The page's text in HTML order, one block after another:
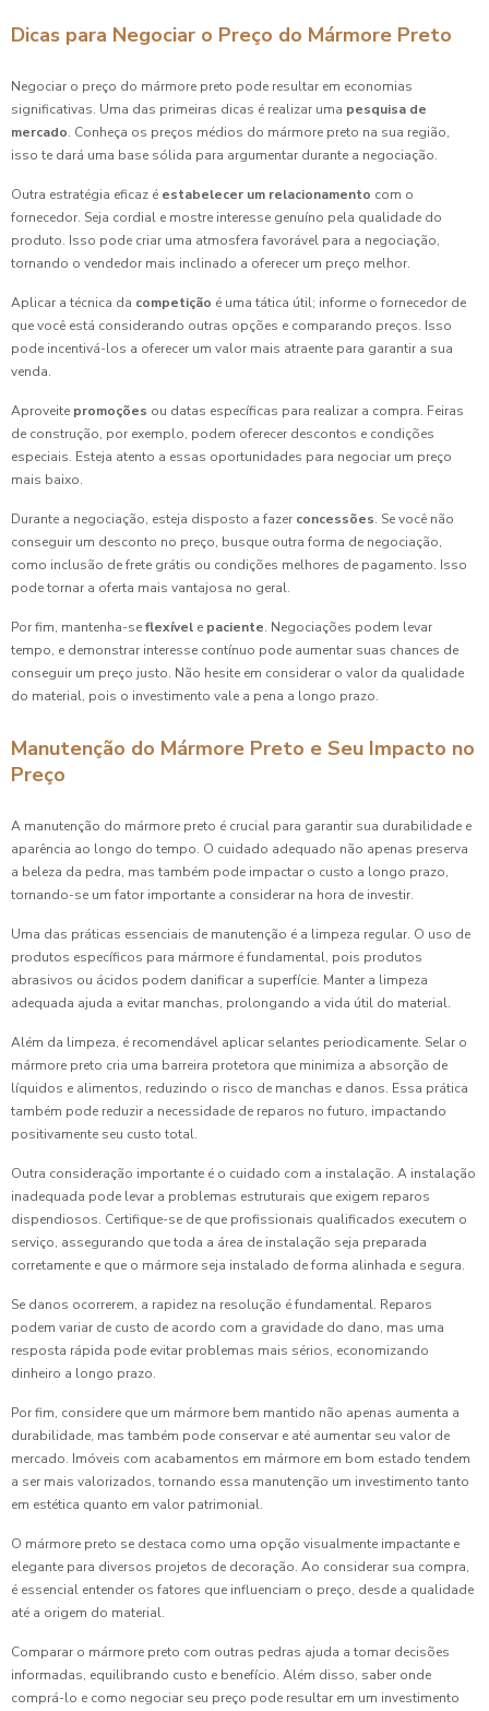
Dicas para Negociar o Preço do Mármore Preto
Negociar o preço do mármore preto pode resultar em economias
significativas. Uma das primeiras dicas é realizar uma pesquisa de
mercado. Conheça os preços médios do mármore preto na sua região,
isso te dará uma base sólida para argumentar durante a negociação.
Outra estratégia eficaz é estabelecer um relacionamento com o
fornecedor. Seja cordial e mostre interesse genuíno pela qualidade do
produto. Isso pode criar uma atmosfera favorável para a negociação,
tornando o vendedor mais inclinado a oferecer um preço melhor.
Aplicar a técnica da competição é uma tática útil; informe o fornecedor de
que você está considerando outras opções e comparando preços. Isso
pode incentivá-los a oferecer um valor mais atraente para garantir a sua
venda.
Aproveite promoções ou datas específicas para realizar a compra. Feiras
de construção, por exemplo, podem oferecer descontos e condições
especiais. Esteja atento a essas oportunidades para negociar um preço
mais baixo.
Durante a negociação, esteja disposto a fazer concessões. Se você não
conseguir um desconto no preço, busque outra forma de negociação,
como inclusão de frete grátis ou condições melhores de pagamento. Isso
pode tornar a oferta mais vantajosa no geral.
Por fim, mantenha-seflexível e paciente. Negociações podem levar
tempo, e demonstrar interesse contínuo pode aumentar suas chances de
conseguir um preço justo. Não hesite em considerar o valor da qualidade
do material, pois o investimento vale a pena a longo prazo.
Manutenção do Mármore Preto e Seu Impacto no
Preço
A manutenção do mármore preto é crucial para garantir sua durabilidade e
aparência ao longo do tempo. O cuidado adequado não apenas preserva
a beleza da pedra, mas também pode impactar o custo a longo prazo,
tornando-se um fator importante a considerar na hora de investir.
Uma das práticas essenciais de manutenção é a limpeza regular. O uso de
produtos específicos para mármore é fundamental, pois produtos
abrasivos ou ácidos podem danificar a superfície. Manter a limpeza
adequada ajuda a evitar manchas, prolongando a vida útil do material.
Além da limpeza, é recomendável aplicar selantes periodicamente. Selar o
mármore preto cria uma barreira protetora que minimiza a absorção de
líquidos e alimentos, reduzindo o risco de manchas e danos. Essa prática
também pode reduzir a necessidade de reparos no futuro, impactando
positivamente seu custo total.
Outra consideração importante é o cuidado com a instalação. A instalação
inadequada pode levar a problemas estruturais que exigem reparos
dispendiosos. Certifique-se de que profissionais qualificados executem o
serviço, assegurando que toda a área de instalação seja preparada
corretamente e que o mármore seja instalado de forma alinhada e segura.
Se danos ocorrerem, a rapidez na resolução é fundamental. Reparos
podem variar de custo de acordo com a gravidade do dano, mas uma
resposta rápida pode evitar problemas mais sérios, economizando
dinheiro a longo prazo.
Por fim, considere que um mármore bem mantido não apenas aumenta a
durabilidade, mas também pode conservar e até aumentar seu valor de
mercado. Imóveis com acabamentos em mármore em bom estado tendem
a ser mais valorizados, tornando essa manutenção um investimento tanto
em estética quanto em valor patrimonial.
O mármore preto se destaca como uma opção visualmente impactante e
elegante para diversos projetos de decoração. Ao considerar sua compra,
é essencial entender os fatores que influenciam o preço, desde a qualidade
até a origem do material.
Comparar o mármore preto com outras pedras ajuda a tomar decisões
informadas, equilibrando custo e benefício. Além disso, saber onde
comprá-lo e como negociar seu preço pode resultar em um investimento